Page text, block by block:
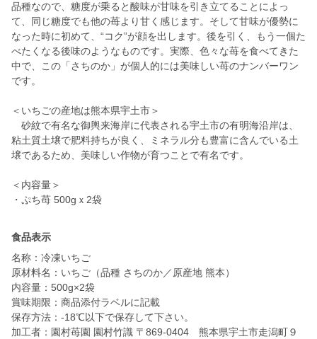
品種なので、糖度が乗ると酸味が甘味を引き立てることによっ
て、同じ糖度でも他の苺より甘く感じます。そして甘味が優勢に
なった時に初めて、“コク”が顔を出します。後を引く、もう一個た
べたくなる後味のようなものです。実際、色々な苺を食べてきた
中で、この「さちのか」が個人的には美味しい苺のナンバーワン
です。
＜いちごの産地は熊本県宇土市＞
砂紋で有名な御輿来海岸に代表される宇土市の有明海沿岸は、
粘土質土壌で肥料持ちが良く、ミネラル分も豊富に含んでいる土
壌であるため、美味しい作物が育つことで有名です。
＜内容量＞
・ぷち苺 500gｘ2袋
食品表示
名称：冷凍いちご
原材料名：いちご（品種 さちのか／原産地 熊本）
内容量：500g×2袋
賞味期限：商品添付ラベルに記載
保存方法：-18℃以下で保存して下さい。
加工者：園村苺園 園村竹識 〒869-0404 熊本県宇土市走潟町９